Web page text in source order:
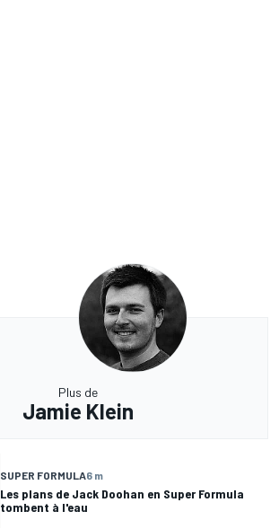
Plus de
Jamie Klein
SUPER FORMULA6 m
Les plans de Jack Doohan en Super Formula
tombent à l'eau